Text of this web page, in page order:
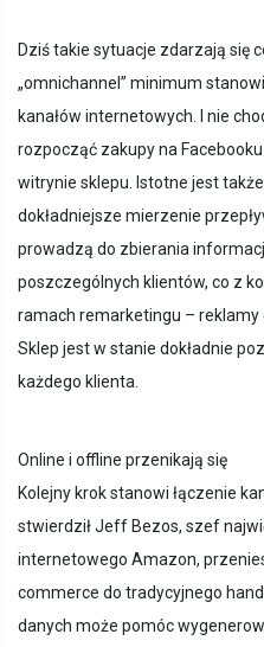
Dziś takie sytuacje zdarzają się
„omnichannel” minimum
kanałów internetowych. I nie
rozpocząć zakupy na
witrynie sklepu. Istotne jest
dokładniejsze mierzenie
prowadzą do zbierania
poszczególnych klientów, co z
ramach remarketingu –
Sklep jest w stanie dokładnie
każdego klienta.
Online i offline przenikają się
Kolejny krok stanowi łączenie
stwierdził Jeff Bezos, szef
internetowego Amazon,
commerce do tradycyjnego
danych może pomóc